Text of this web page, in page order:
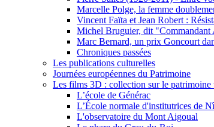
Marcelle Polge, la femme
Vincent Faïta et Jean Robert :
Michel Bruguier, dit
Marc Bernard, un prix Goncourt
Chroniques passées
Les publications culturelles
Journées européennes du Patrimoine
Les films 3D : collection sur le patrimoine
L’école de Générac
L’École normale d'institutrices de
L'observatoire du Mont Aigoual